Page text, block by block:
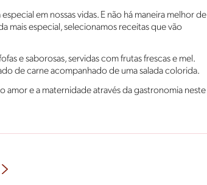
em nossas vidas. E não há maneira melhor de
mais especial, selecionamos receitas que vão
e saborosas, servidas com frutas frescas e mel.
de carne acompanhado de uma salada colorida.
e a maternidade através da gastronomia neste